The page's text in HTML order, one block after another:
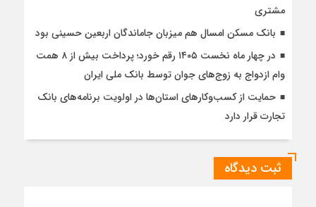
مشتری
بانک مسکن امسال هم میزبان جاماندگان اربعین حسینی بود
در چهار ماه نخست ۱۴۰۵ رقم خورد؛ پرداخت بیش از ۸ همت
وام ازدواج به زوج‌های جوان توسط بانک ملی ایران
حمایت از کسب‌وکارهای استان‌ها در اولویت برنامه‌های بانک
تجارت قرار دارد
ثبت دیدگاه